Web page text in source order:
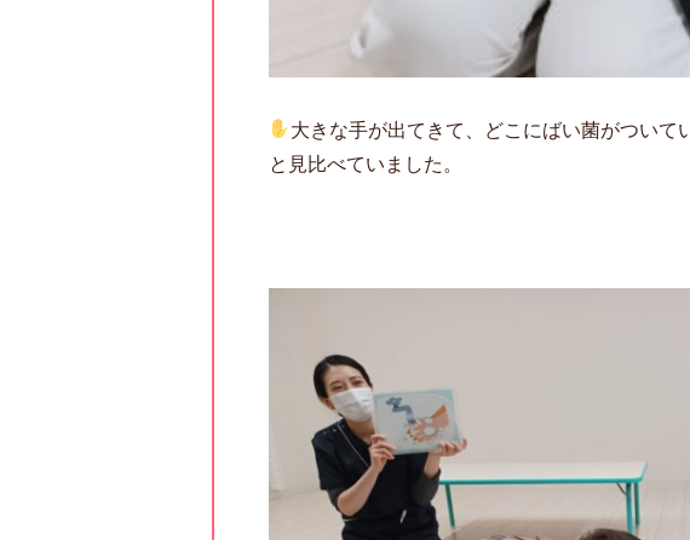
大きな手が出てきて、どこにばい菌がついて
と見比べていました。